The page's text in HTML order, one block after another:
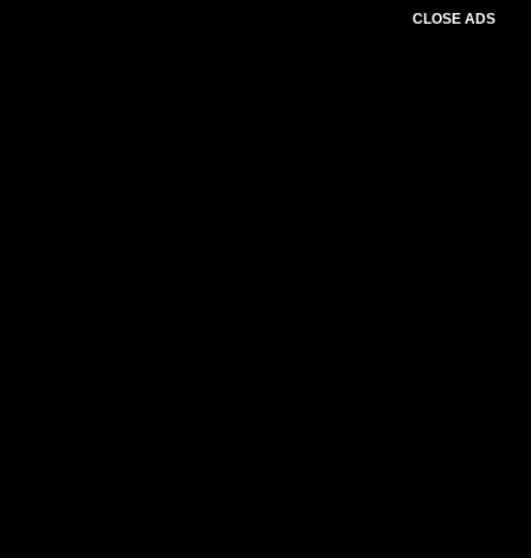
CLOSE ADS